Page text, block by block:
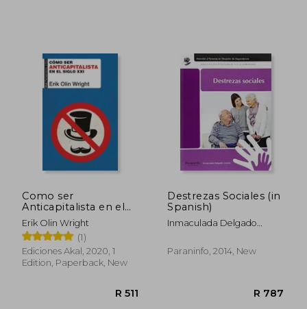
Como ser
Anticapitalista en el
Siglo xxi (in Spanish)
Erik Olin Wright
(1)
Ediciones Akal, 2020, 1
Edition, Paperback, New
Destrezas Sociales (in
Spanish)
Inmaculada Delgado
Paraninfo, 2014, New